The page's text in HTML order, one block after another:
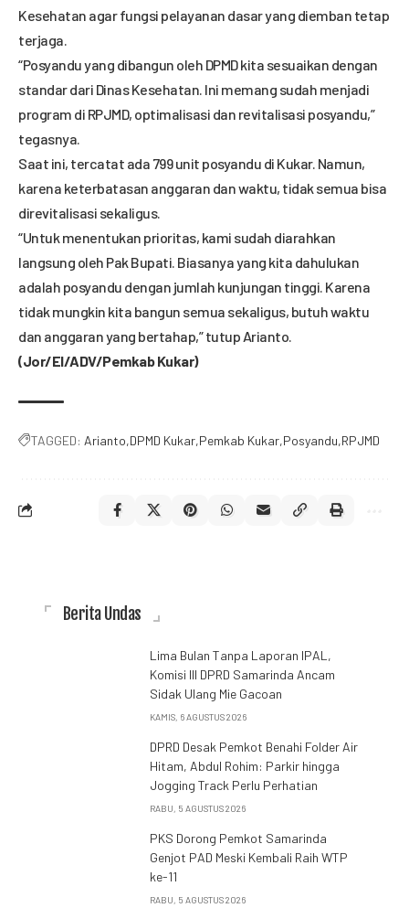
Kesehatan agar fungsi pelayanan dasar yang diemban tetap
terjaga.
“Posyandu yang dibangun oleh DPMD kita sesuaikan dengan
standar dari Dinas Kesehatan. Ini memang sudah menjadi
program di RPJMD, optimalisasi dan revitalisasi posyandu,”
tegasnya.
Saat ini, tercatat ada 799 unit posyandu di Kukar. Namun,
karena keterbatasan anggaran dan waktu, tidak semua bisa
direvitalisasi sekaligus.
“Untuk menentukan prioritas, kami sudah diarahkan
langsung oleh Pak Bupati. Biasanya yang kita dahulukan
adalah posyandu dengan jumlah kunjungan tinggi. Karena
tidak mungkin kita bangun semua sekaligus, butuh waktu
dan anggaran yang bertahap,” tutup Arianto.
(Jor/El/ADV/Pemkab Kukar)
TAGGED: Arianto DPMD Kukar Pemkab Kukar Posyandu RPJMD
Berita Undas
Lima Bulan Tanpa Laporan IPAL,
Komisi III DPRD Samarinda Ancam
Sidak Ulang Mie Gacoan
KAMIS, 6 AGUSTUS 2026
DPRD Desak Pemkot Benahi Folder Air
Hitam, Abdul Rohim: Parkir hingga
Jogging Track Perlu Perhatian
RABU, 5 AGUSTUS 2026
PKS Dorong Pemkot Samarinda
Genjot PAD Meski Kembali Raih WTP
ke-11
RABU, 5 AGUSTUS 2026